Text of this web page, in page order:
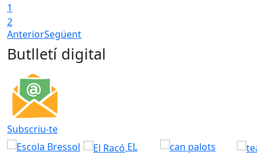
1
2
AnteriorSegüent
Butlletí digital
Subscriu-te
EL